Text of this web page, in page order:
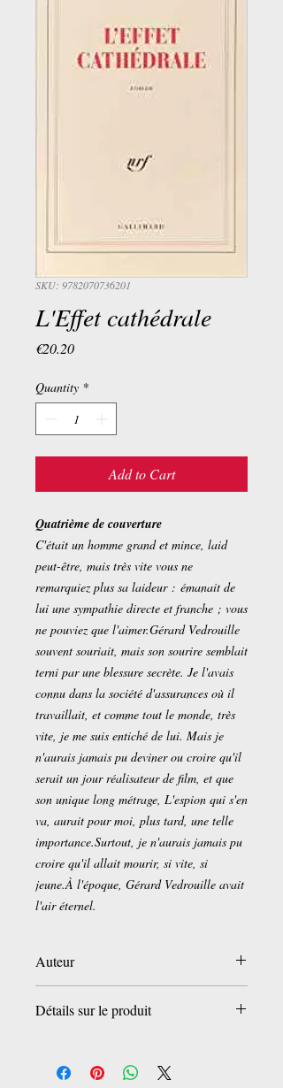
SKU: 9782070736201
L'Effet cathédrale
€20.20Price
Quantity *
Add to Cart
Quatrième de couverture
C'était un homme grand et mince, laid
peut-être, mais très vite vous ne
remarquiez plus sa laideur : émanait de
lui une sympathie directe et franche ; vous
ne pouviez que l'aimer.Gérard Vedrouille
souvent souriait, mais son sourire semblait
terni par une blessure secrète. Je l'avais
connu dans la société d'assurances où il
travaillait, et comme tout le monde, très
vite, je me suis entiché de lui. Mais je
n'aurais jamais pu deviner ou croire qu'il
serait un jour réalisateur de film, et que
son unique long métrage, L'espion qui s'en
va, aurait pour moi, plus tard, une telle
importance.Surtout, je n'aurais jamais pu
croire qu'il allait mourir, si vite, si
jeune.À l'époque, Gérard Vedrouille avait
l'air éternel.
Auteur
Détails sur le produit
Editeur : Gallimard (5 avril 1994)
Collection :Blanche